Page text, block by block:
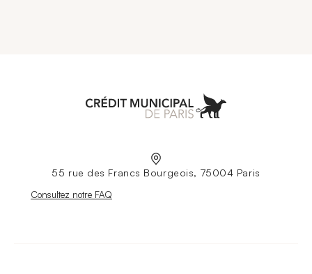
55 rue des Francs Bourgeois, 75004 Paris
Nouvelle fenêtre
Consultez notre FAQ